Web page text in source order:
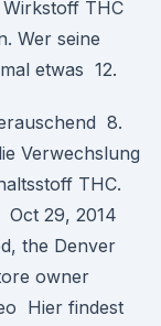
THC
Wer seine
etwas 12.
8.
Verwechslung
THC.
Oct 29, 2014
the Denver
owner
Hier findest